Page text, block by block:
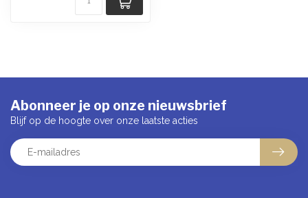
Abonneer je op onze nieuwsbrief
Blijf op de hoogte over onze laatste acties